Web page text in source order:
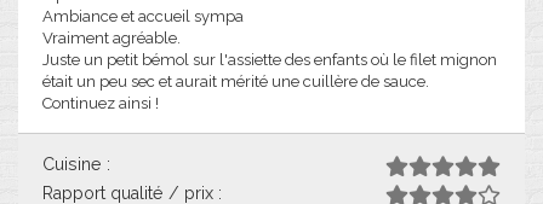
Ambiance et accueil sympa
Vraiment agréable.
Juste un petit bémol sur l'assiette des enfants où le filet mignon
était un peu sec et aurait mérité une cuillère de sauce.
Continuez ainsi !
Cuisine :
Rapport qualité / prix :